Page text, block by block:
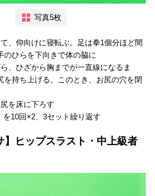
写真5枚
て、仰向けに寝転ぶ。足は拳1個分ほど間
のひらを下向きで体の脇に
ら、ひざから胸までが一直線になるま
を持ち上げる。このとき、お尻の穴を閉
を床に下ろす
を10回×2、3セット繰り返す
】ヒップスラスト・中上級者